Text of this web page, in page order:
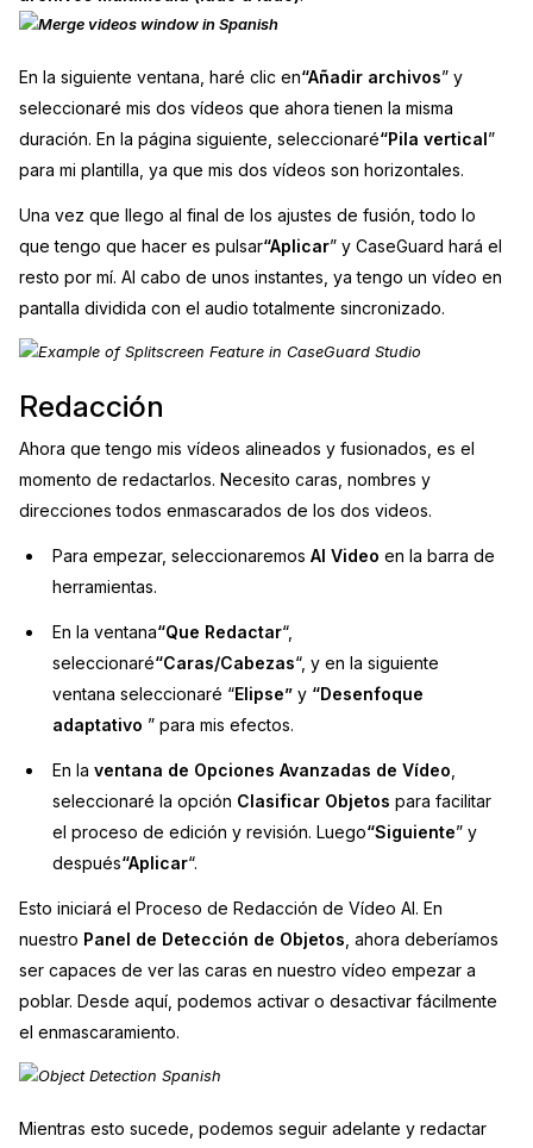
En la siguiente ventana, haré clic en“Añadir archivos” y
seleccionaré mis dos vídeos que ahora tienen la misma
duración. En la página siguiente, seleccionaré“Pila vertical”
para mi plantilla, ya que mis dos vídeos son horizontales.
Una vez que llego al final de los ajustes de fusión, todo lo
que tengo que hacer es pulsar“Aplicar” y CaseGuard hará el
resto por mí. Al cabo de unos instantes, ya tengo un vídeo en
pantalla dividida con el audio totalmente sincronizado.
Redacción
Ahora que tengo mis vídeos alineados y fusionados, es el
momento de redactarlos. Necesito caras, nombres y
direcciones todos enmascarados de los dos videos.
Para empezar, seleccionaremosAI Videoen la barra de
herramientas.
En la ventana“Que Redactar“,
seleccionaré“Caras/Cabezas“, y en la siguiente
ventana seleccionaré “Elipse”y “Desenfoque
adaptativo ” para mis efectos.
En laventana de Opciones Avanzadas de Vídeo
seleccionaré la opción Clasificar Objetospara facilitar
el proceso de edición y revisión. Luego“Siguiente” y
después“Aplicar“.
Esto iniciará el Proceso de Redacción de Vídeo AI. En
nuestro Panel de Detección de Objetos , ahora deberíamos
ser capaces de ver las caras en nuestro vídeo empezar a
poblar. Desde aquí, podemos activar o desactivar fácilmente
el enmascaramiento.
Mientras esto sucede, podemos seguir adelante y redactar